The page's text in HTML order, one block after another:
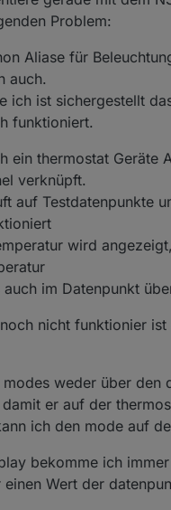
Problem:
Aliase für
auch.
ich ist sichergestellt
funktioniert.
ein thermostat Geräte
verknüpft.
auf Testdatenpunkte
wird
im Datenpunkt
nicht funktionier ist
weder über den
damit er auf der
ich den mode auf
bekomme ich
Wert der